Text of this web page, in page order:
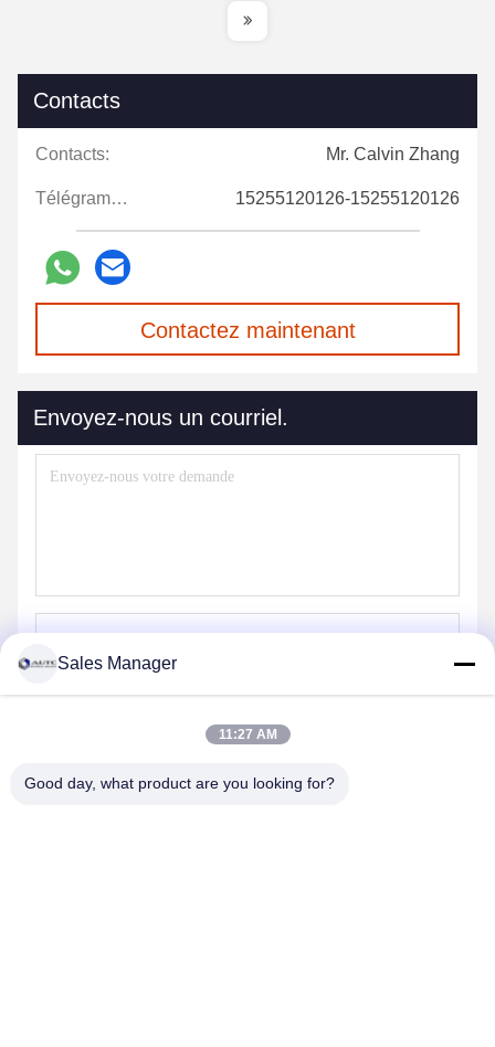
Contacts
Contacts: Mr. Calvin Zhang
Télégramme: 15255120126-15255120126
Contactez maintenant
Envoyez-nous un courriel.
Sales Manager
11:27 AM
Good day, what product are you looking for?